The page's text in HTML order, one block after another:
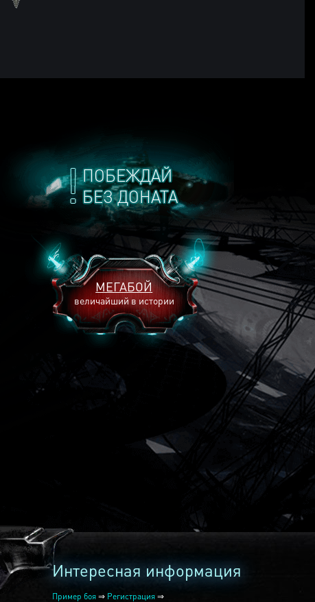
ПОБЕЖДАЙ
БЕЗ ДОНАТА
МЕГАБОЙ
величайший в истории
2240
Интересная информация
Пример боя ⇒ Регистрация ⇒